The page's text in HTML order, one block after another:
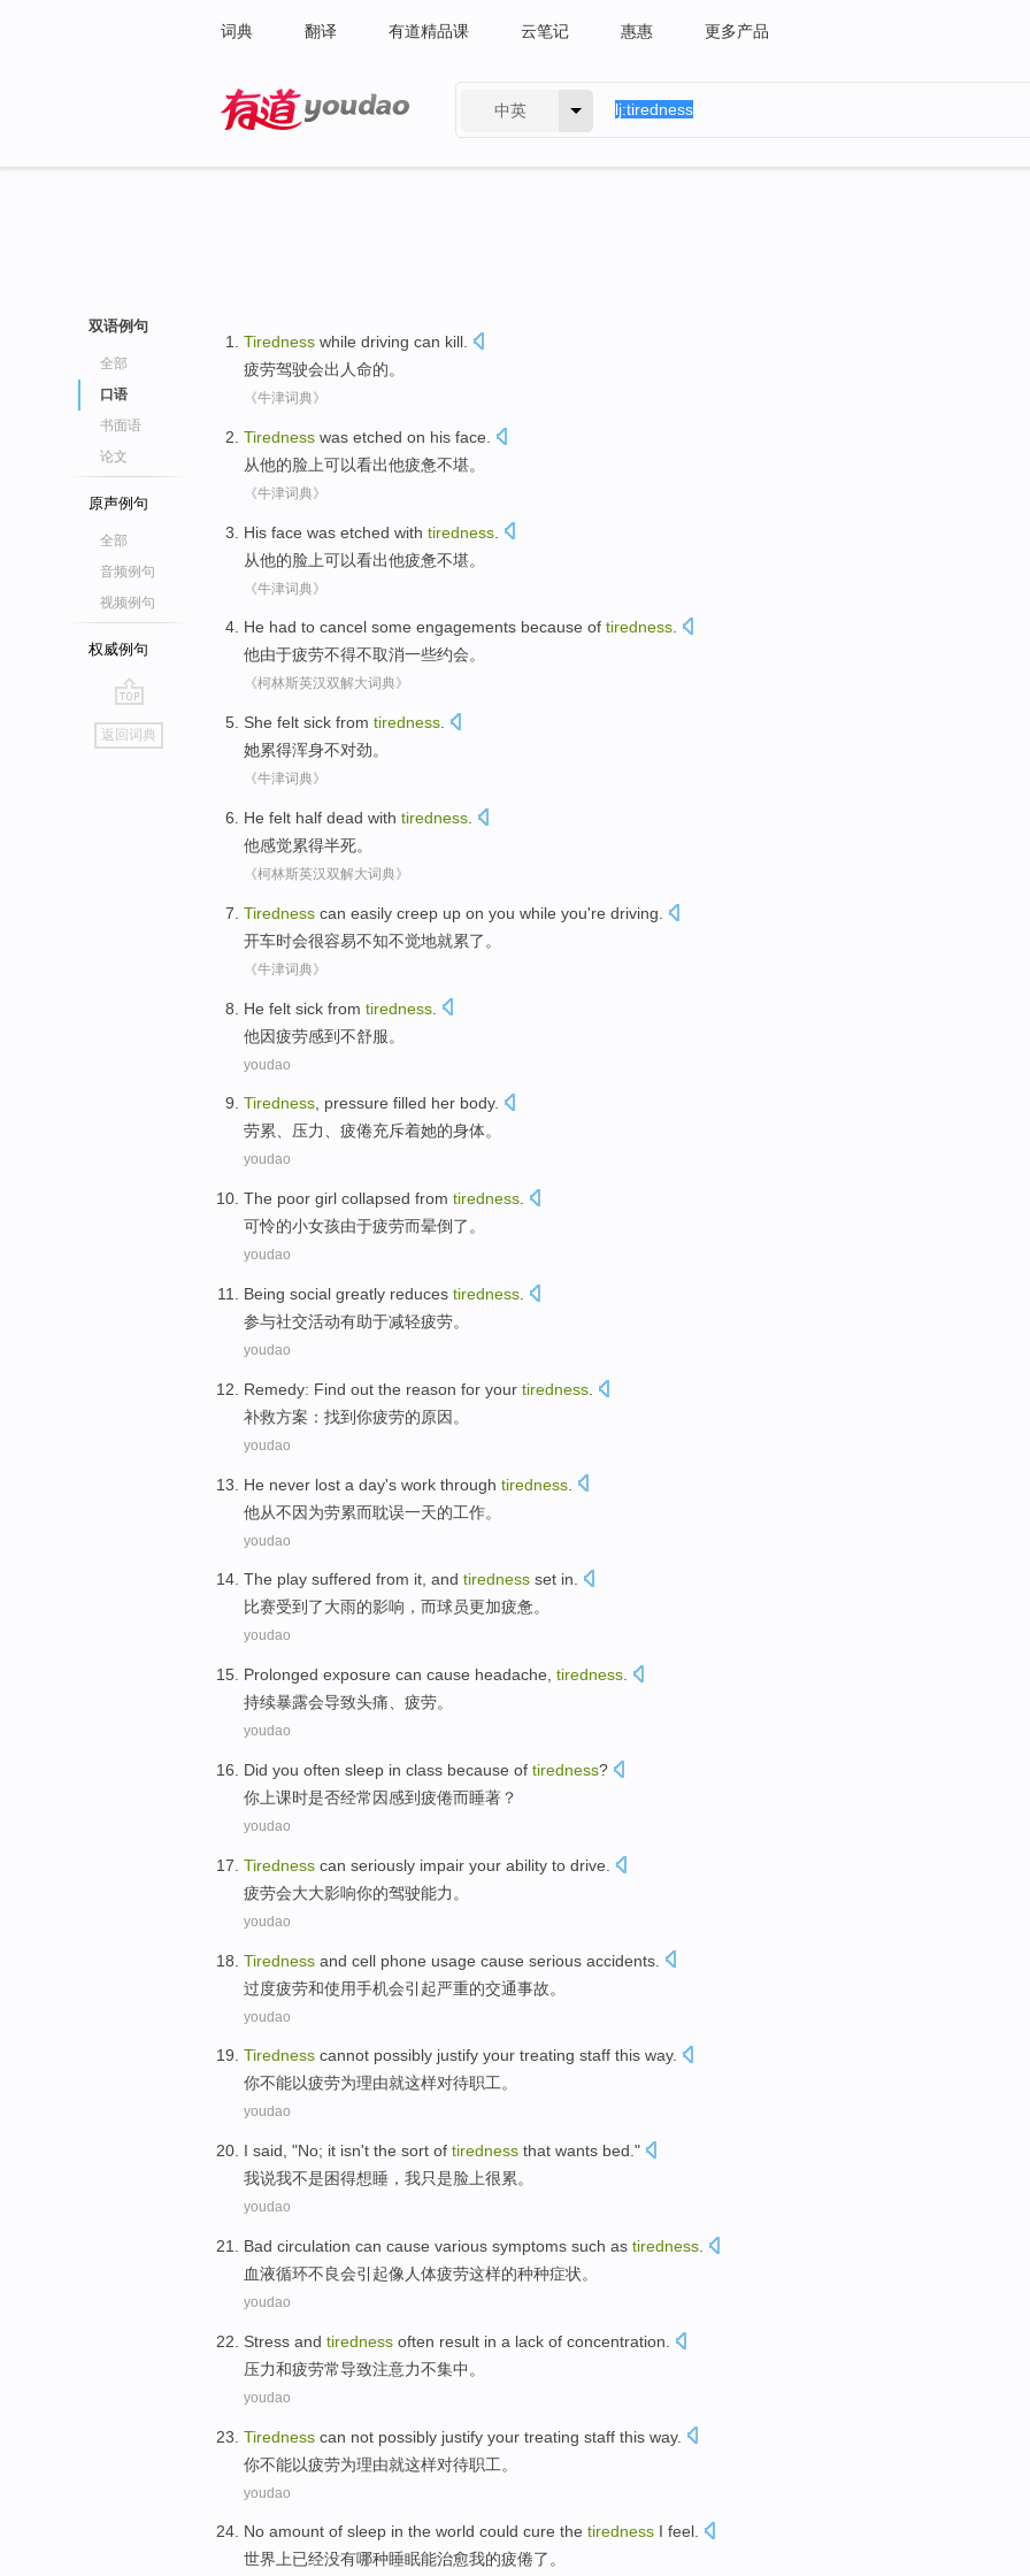
词典 翻译 有道精品课 云笔记 惠惠 更多产品
中英
双语例句
全部
口语
书面语
论文
原声例句
全部
音频例句
视频例句
权威例句
go
top
返回词典
Tiredness while driving can kill
疲劳驾驶会出人命的。
《牛津词典》
Tiredness was etched on his face.
从他的脸上可以看出他疲惫不堪。
《牛津词典》
His face was etched with tiredness
从他的脸上可以看出他疲惫不堪。
《牛津词典》
He had to cancel some engagements because of tiredness.
他由于疲劳不得不取消一些约会。
《柯林斯英汉双解大词典》
She felt sick from tiredness
她累得浑身不对劲。
《牛津词典》
He felt half dead with tiredness
他感觉累得半死。
《柯林斯英汉双解大词典》
Tiredness can easily creep up on you while you're driving.
开车时会很容易不知不觉地就累了。
《牛津词典》
He felt sick from tiredness
他因疲劳感到不舒服。
youdao
Tiredness, pressure filled her body.
劳累、 压力、疲倦充斥着她的身体。
youdao
The poor girl collapsed from tiredness
可怜的小女孩由于疲劳而晕倒了 。
youdao
Being social greatly reduces tiredness
参与社交活动有助于减轻疲劳。
youdao
Remedy: Find out the reason for your tiredness
补救方案 ： 找到你疲劳的原因 。
youdao
He never lost a day's work through tiredness
他从不因为劳累而耽误一天的工作。
youdao
The play suffered from it, and tiredness set in.
比赛受到 了大雨的影响， 而球员更加疲惫。
youdao
Prolonged exposure can cause headache tiredness
持续暴露会导致头痛 疲劳。
youdao
Did you often sleep in class because of tiredness?
你 上课时是否经常因感到疲倦而睡著 ？
youdao
Tiredness can seriously impair your ability to drive
疲劳会大大影响你的驾驶能力 。
youdao
Tiredness and cell phone usage cause serious accidents
过度疲劳和使用手机会引起严重的交通事故。
youdao
Tiredness cannot possibly justify your treating staff this way.
你不能以疲劳为理由就这样对待职工。
youdao
I said , "No; it isn't the sort of tiredness that wants bed ."
我说我不是困得想睡，我只是脸上很累。
youdao
Bad circulation can cause various symptoms such as tiredness
血液循环不良会引起像 人体疲劳这样的种种症状。
youdao
Stress and tiredness often result in a lack of concentration
压力和疲劳常导致注意力不集中 。
youdao
Tiredness can not possibly justify your treating staff this way.
你不能以疲劳为理由就这样对待职工。
youdao
No amount of sleep in the world could cure the tiredness I feel.
世界上已经没有哪种睡眠能治愈我的疲倦了。